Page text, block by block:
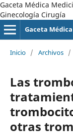
Gaceta Médica
Ginecología Cirugía
Gaceta
Inicio / Archivos /
Las
otras